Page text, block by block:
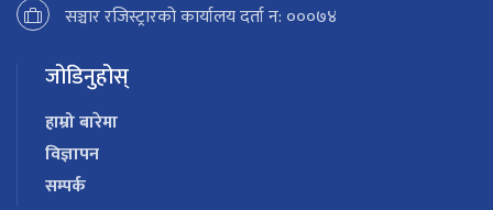
सञ्चार रजिस्ट्रारको कार्यालय दर्ता न: ०००७४
जोडिनुहोस्
हाम्रो बारेमा
विज्ञापन
सम्पर्क